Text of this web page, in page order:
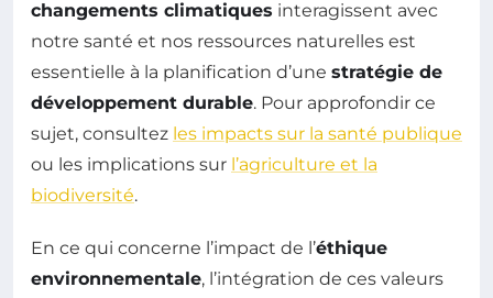
changements climatiques interagissent avec
notre santé et nos ressources naturelles est
essentielle à la planification d’une stratégie de
développement durable. Pour approfondir ce
sujet, consultez les impacts sur la santé publique
ou les implications sur l’agriculture et la
biodiversité.
En ce qui concerne l’impact de l’éthique
environnementale, l’intégration de ces valeurs